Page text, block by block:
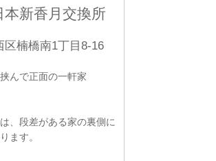
新香月交換所
区楠橋南1丁目8-16
んで正面の一軒家
、段差がある家の裏側に
ます。